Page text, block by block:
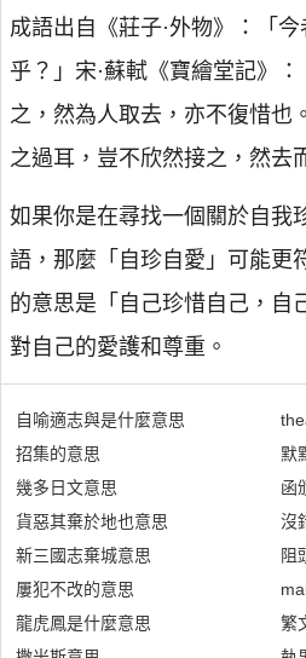
成語出自《莊子·外物》：「
乎？」宋·蘇軾《寶繪堂記》
之，然為人取去，亦不復惜也
之過耳，豈不欣然接之，然去
如果你是在尋找一個關於自我
語，那麼「自珍自愛」可能更
的意思是「自己珍惜自己，自
對自己的愛護和尊重。
自喻適志與是什麼意思
招集的意思
幾多日文意思
貨惡其棄於地也意思
新三國志棄城意思
屢犯不改的意思
龍虎鳳是什麼意思
默
函
沒
阻
繁